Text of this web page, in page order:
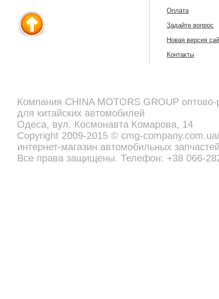
Оплата
Задайте вопрос
Новая версия
Контакты
Copyright 2009-2015 © cmg-company.com.ua/new -
Все права защищены. Телефон:
+38 097 692 02 06
Компания CHINA MOTORS GROUP
для китайских автомобилей
Одеса, вул. Космонавта Комарова, 14
Copyright 2009-2015 © cmg-
интернет-магазин автомобильных
Все права защищены. Телефон: +38 066-